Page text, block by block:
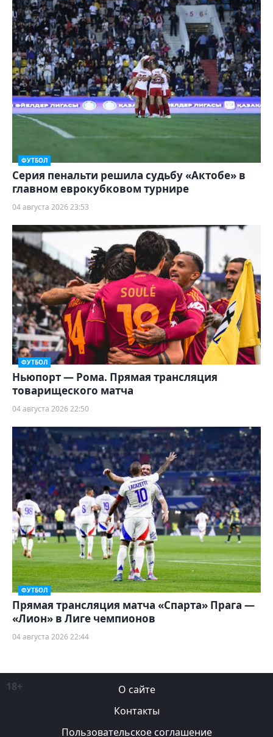
ФУТБОЛ
Серия пенальти решила судьбу «Актобе» в
главном еврокубковом турнире
04 августа 2026 23:53
ФУТБОЛ
Ньюпорт — Рома. Прямая трансляция
товарищеского матча
04 августа 2026 22:50
ФУТБОЛ
Прямая трансляция матча «Спарта» Прага —
«Лион» в Лиге чемпионов
04 августа 2026 22:44
18+
О сайте
Контакты
Пользовательское соглашение